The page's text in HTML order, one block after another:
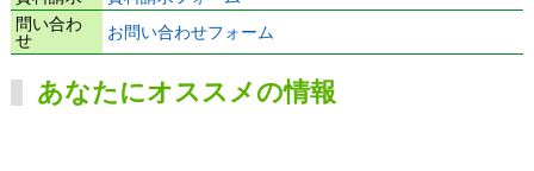
問い合わ
せ
お問い合わせフォーム
あなたにオススメの情報